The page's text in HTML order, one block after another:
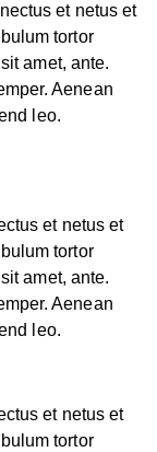
et netus et
tortor
amet, ante.
Aenean
leo.
et netus et
tortor
amet, ante.
Aenean
leo.
et netus et
tortor